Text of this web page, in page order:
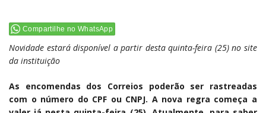
Compartilhe no WhatsApp
Novidade estará disponível a partir desta quinta-feira (25) no site
da instituição
As encomendas dos Correios poderão ser rastreadas
com o número do CPF ou CNPJ. A nova regra começa a